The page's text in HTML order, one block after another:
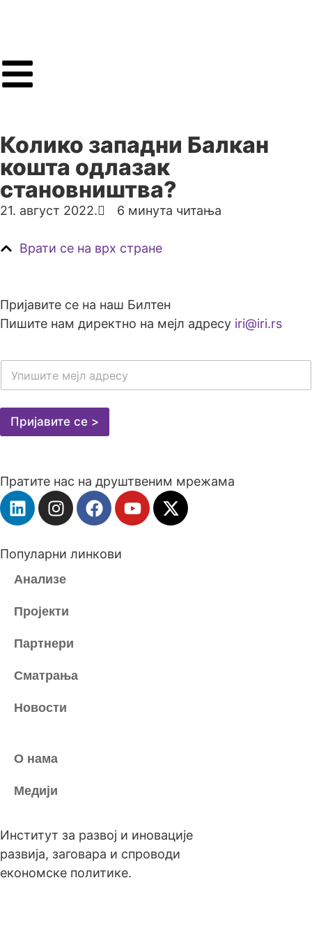
Колико западни Балкан
кошта одлазак
становништва?
21. август 2022. 6 минута читања
Врати се на врх стране
Пријавите се на наш Билтен
Пишите нам директно на мејл адресу iri@iri.rs
E
M
A
L
E
S
A
*
Пријавите се >
Пратите нас на друштвеним мрежама
Популарни линкови
Анализе
Пројекти
Партнери
Сматрања
Новости
О нама
Медији
Институт за развој и иновације
развија, заговара и спроводи
економске политике.